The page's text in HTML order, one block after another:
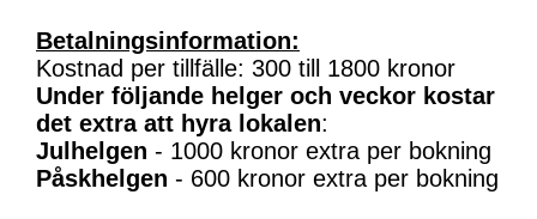
Betalningsinformation:
Kostnad per tillfälle: 300 till 1800 kronor
Under följande helger och veckor kostar
det extra att hyra lokalen:
Julhelgen - 1000 kronor extra per bokning
Påskhelgen - 600 kronor extra per bokning